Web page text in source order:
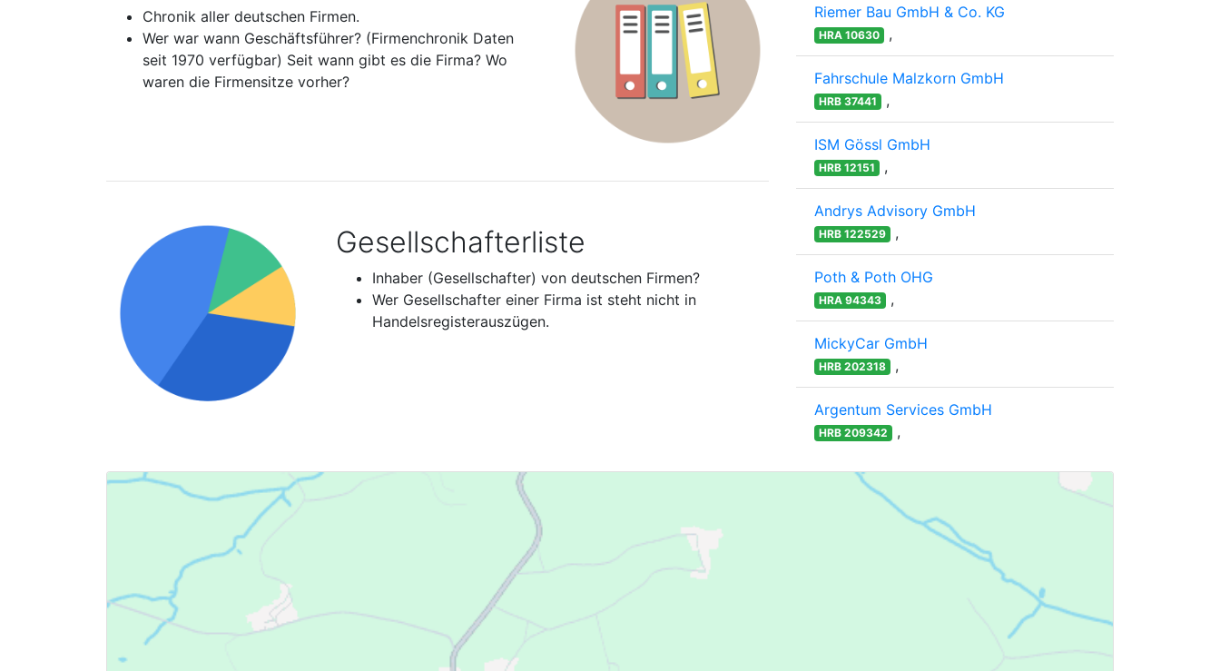
Chronik aller deutschen Firmen.
Wer war wann Geschäftsführer? (Firmenchronik Daten
seit 1970 verfügbar) Seit wann gibt es die Firma? Wo
waren die Firmensitze vorher?
Gesellschafterliste
Inhaber (Gesellschafter) von deutschen Firmen?
Wer Gesellschafter einer Firma ist steht nicht in
Handelsregisterauszügen.
Riemer Bau GmbH & Co. KG
HRA 10630 ,
Fahrschule Malzkorn GmbH
HRB 37441 ,
ISM Gössl GmbH
HRB 12151 ,
Andrys Advisory GmbH
HRB 122529 ,
Poth & Poth OHG
HRA 94343 ,
MickyCar GmbH
HRB 202318 ,
Argentum Services GmbH
HRB 209342 ,